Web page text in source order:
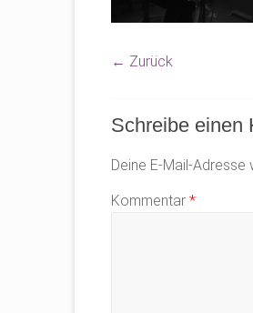
← Zurück
Schreibe einen
Deine E-Mail-
Kommentar *